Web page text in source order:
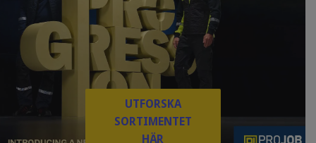
UTFORSKA
SORTIMENTET
HÄR